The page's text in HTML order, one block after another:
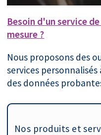
Besoin d'un service
mesure ?
Nous proposons des
services
des données
Nos produits et